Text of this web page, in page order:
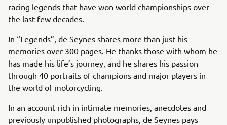
racing legends that have won world championships over
the last few decades.
In “Legends”, de Seynes shares more than just his
memories over 300 pages. He thanks those with whom he
has made his life’s journey, and he shares his passion
through 40 portraits of champions and major players in
the world of motorcycling.
In an account rich in intimate memories, anecdotes and
previously unpublished photographs, de Seynes pays